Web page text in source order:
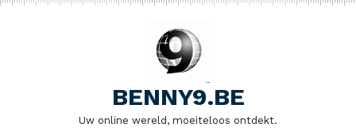
Naar
BENNY9.BE
Uw online wereld, moeiteloos ontdekt.